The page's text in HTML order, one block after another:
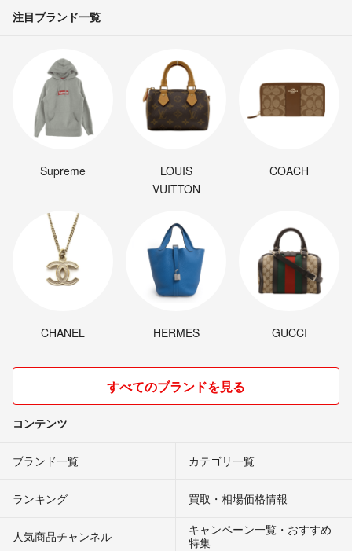
注目ブランド一覧
Supreme
LOUIS
VUITTON
COACH
CHANEL HERMES GUCCI
すべてのブランドを見る
コンテンツ
ブランド一覧 カテゴリ一覧
ランキング 買取・相場価格情報
人気商品チャンネル
キャンペーン一覧・おすすめ
特集